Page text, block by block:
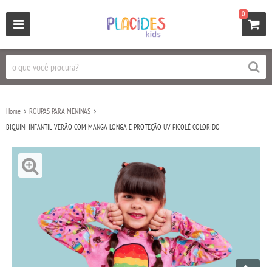
0
Home
ROUPAS PARA MENINAS
BIQUINI INFANTIL VERÃO COM MANGA LONGA E PROTEÇÃO UV PICOLÉ COLORIDO